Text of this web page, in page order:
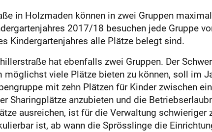
in Holzmaden können in zwei Gruppen
2017/18 besuchen jede Gruppe
Kindergartenjahres alle Plätze belegt sind.
hat ebenfalls zwei Gruppen. Der
möglichst viele Plätze bieten zu können, soll im
mit zehn Plätzen für Kinder zwischen
Sharingplätze anzubieten und die
ausreichen, ist für die Verwaltung
ist, ab wann die Sprösslinge die